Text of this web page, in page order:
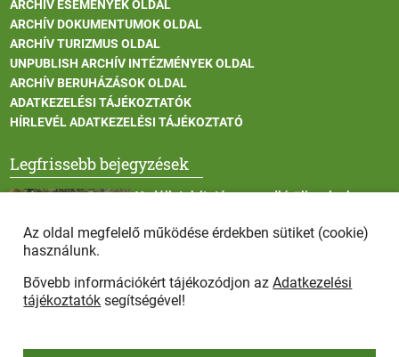
ARCHÍV ESEMÉNYEK OLDAL
ARCHÍV DOKUMENTUMOK OLDAL
ARCHÍV TURIZMUS OLDAL
UNPUBLISH ARCHÍV INTÉZMÉNYEK OLDAL
ARCHÍV BERUHÁZÁSOK OLDAL
ADATKEZELÉSI TÁJÉKOZTATÓK
HÍRLEVÉL ADATKEZELÉSI TÁJÉKOZTATÓ
Legfrissebb bejegyzések
Vadállatok itatása a rendkívüli melegben
Afrikai sertéspestis - kérések a lakosság felé
Az oldal megfelelő működése érdekben sütiket (cookie)
használunk.
Bővebb információkért tájékozódjon azAdatkezelési
tájékoztatók segítségével!